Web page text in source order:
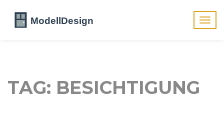
TAG: BESICHTIGUNG